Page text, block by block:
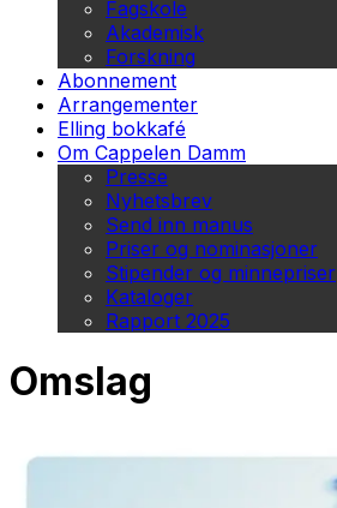
Fagskole
Akademisk
Forskning
Abonnement
Arrangementer
Elling bokkafé
Om Cappelen Damm
Presse
Nyhetsbrev
Send inn manus
Priser og nominasjoner
Stipender og minnepriser
Kataloger
Rapport 2025
Omslag